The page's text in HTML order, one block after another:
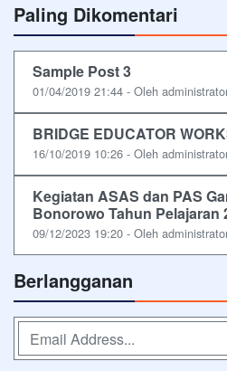
Paling Dikomentari
Sample Post 3
01/04/2019 21:44 - Oleh
BRIDGE EDUCATOR
16/10/2019 10:26 - Oleh
Kegiatan ASAS dan PAS
Bonorowo Tahun Pelajaran
09/12/2023 19:20 - Oleh
Berlangganan